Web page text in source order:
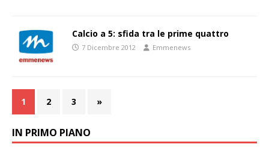
Calcio a 5: sfida tra le prime quattro
7 Dicembre 2012 Emmenews
1 2 3 »
IN PRIMO PIANO